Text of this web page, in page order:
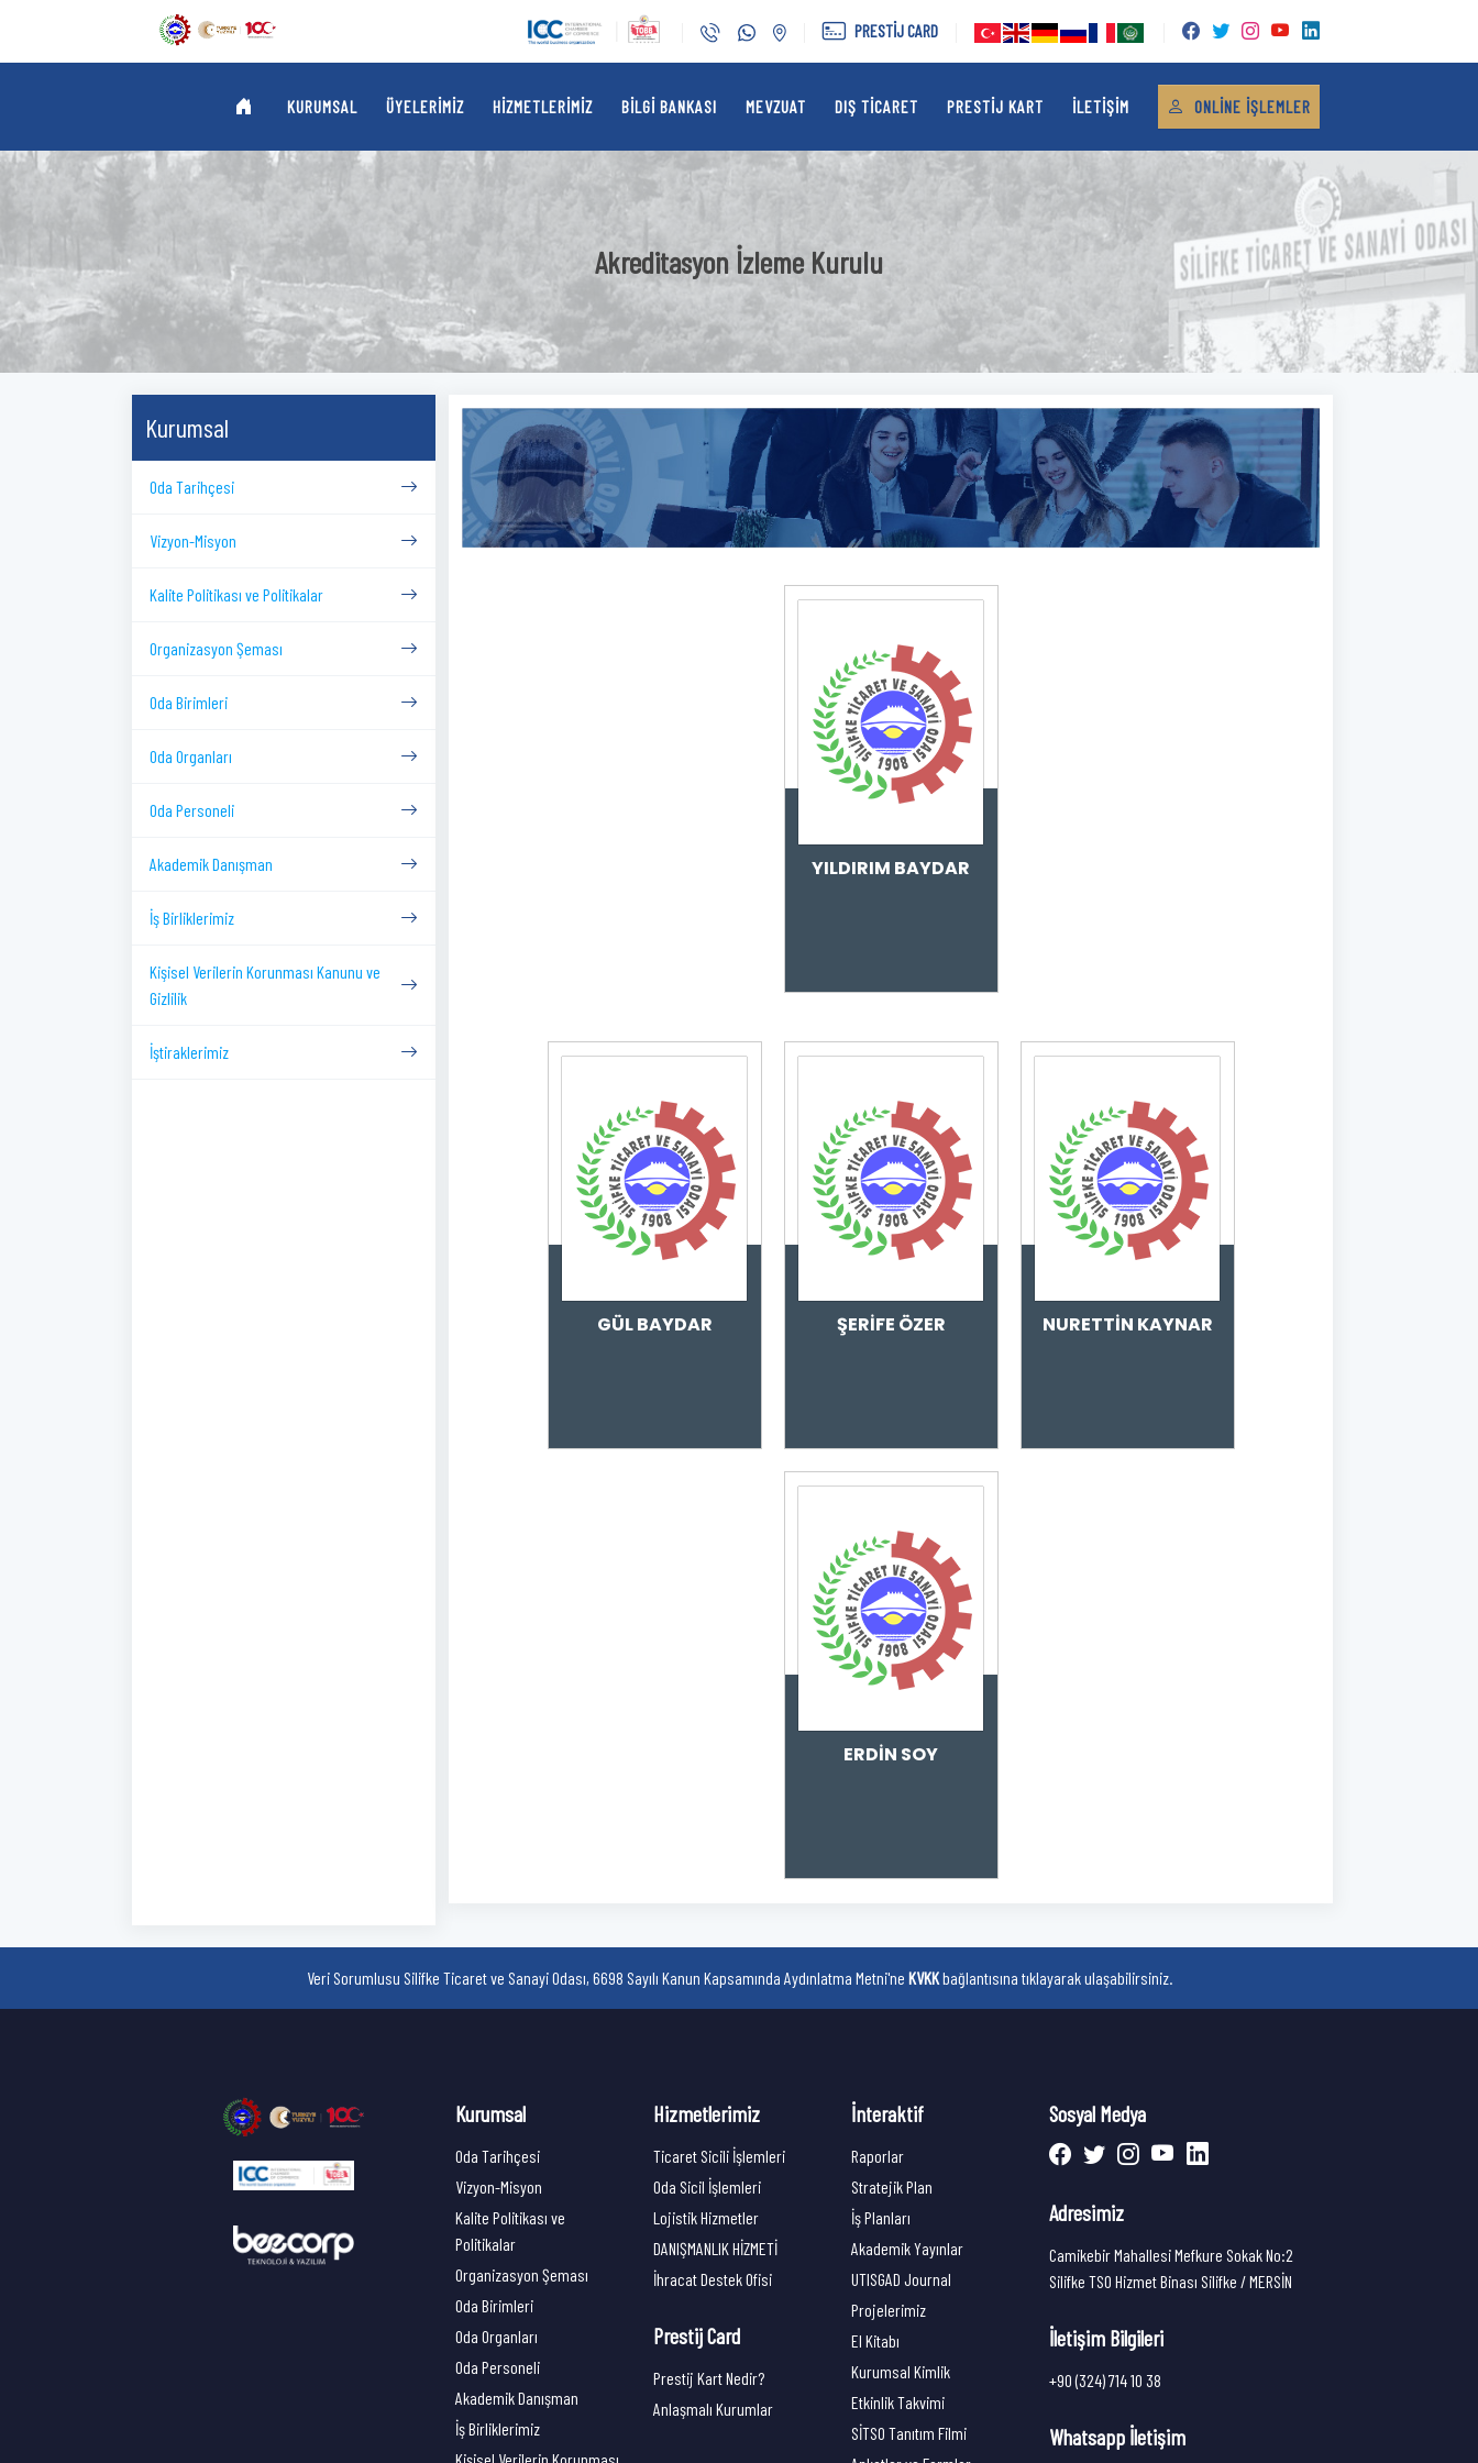
PRESTİJ CARD
KURUMSAL ÜYELERIMIZ HIZMETLERIMIZ BILGI BANKASI MEVZUAT DIŞ TICARET PRESTIJ KART İLETIŞIM ONLINE İŞLEMLER
Akreditasyon İzleme Kurulu
Kurumsal
Oda Tarihçesi
Vizyon-Misyon
Kalite Politikası ve Politikalar
Organizasyon Şeması
Oda Birimleri
Oda Organları
Oda Personeli
Akademik Danışman
İş Birliklerimiz
Kişisel Verilerin Korunması Kanunu ve
Gizlilik
İştiraklerimiz
YILDIRIM BAYDAR
GÜL BAYDAR ŞERİFE ÖZER NURETTİN KAYNAR
ERDİN SOY
Veri Sorumlusu Silifke Ticaret ve Sanayi Odası, 6698 Sayılı Kanun Kapsamında Aydınlatma Metni'ne KVKKbağlantısına tıklayarak ulaşabilirsiniz.
Kurumsal
Oda Tarihçesi
Vizyon-Misyon
Kalite Politikası ve
Politikalar
Organizasyon Şeması
Oda Birimleri
Oda Organları
Oda Personeli
Akademik Danışman
İş Birliklerimiz
Hizmetlerimiz
Ticaret Sicili İşlemleri
Oda Sicil İşlemleri
Lojistik Hizmetler
DANIŞMANLIK HİZMETİ
İhracat Destek Ofisi
Prestij Card
Prestij Kart Nedir?
Anlaşmalı Kurumlar
İnteraktif
Raporlar
Stratejik Plan
İş Planları
Akademik Yayınlar
UTISGAD Journal
Projelerimiz
El Kitabı
Kurumsal Kimlik
Etkinlik Takvimi
SİTSO Tanıtım Filmi
Sosyal Medya
Adresimiz
Camikebir Mahallesi Mefkure Sokak No:2
Silifke TSO Hizmet Binası Silifke / MERSİN
İletişim Bilgileri
+90 (324) 714 10 38
Whatsapp İletişim